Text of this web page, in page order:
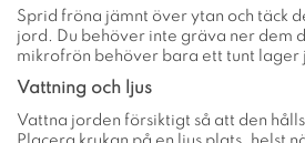
Sprid fröna jämnt över ytan och täck
jord. Du behöver inte gräva ner dem
mikrofrön behöver bara ett tunt lager
Vattning och ljus
Vattna jorden försiktigt så att den